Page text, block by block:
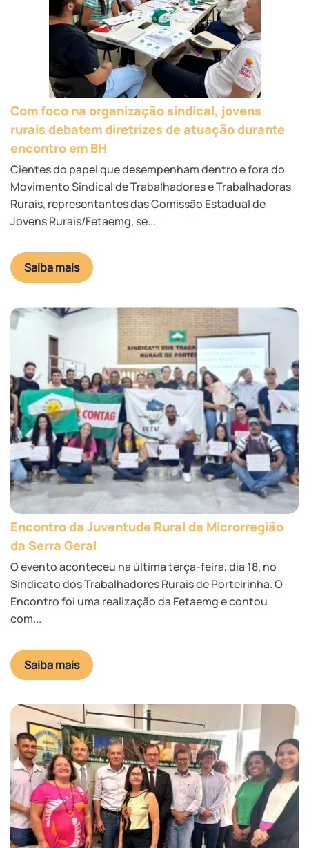
Com foco na organização sindical, jovens
rurais debatem diretrizes de atuação durante
encontro em BH
Cientes do papel que desempenham dentro e fora do
Movimento Sindical de Trabalhadores e Trabalhadoras
Rurais, representantes das Comissão Estadual de
Jovens Rurais/Fetaemg, se...
Saiba mais
Encontro da Juventude Rural da Microrregião
da Serra Geral
O evento aconteceu na última terça-feira, dia 18, no
Sindicato dos Trabalhadores Rurais de Porteirinha. O
Encontro foi uma realização da Fetaemg e contou
com...
Saiba mais